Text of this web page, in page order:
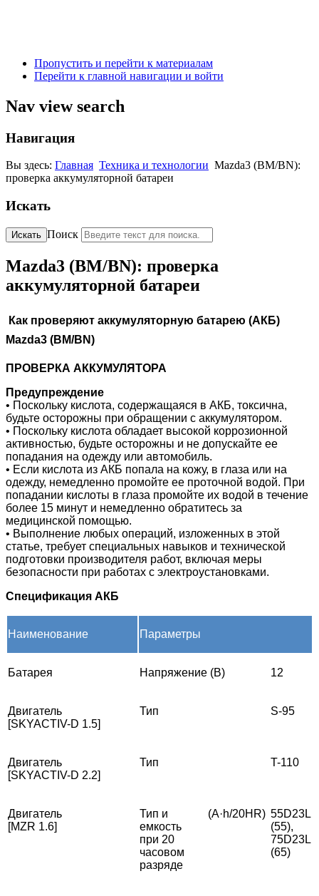
Пропустить и перейти к материалам
Перейти к главной навигации и войти
Nav view search
Навигация
Вы здесь: Главная Техника и технологии Mazda3 (BM/BN):
проверка аккумуляторной батареи
Искать
Искать Поиск
Mazda3 (BM/BN): проверка
аккумуляторной батареи
Как проверяют аккумуляторную батарею (АКБ)
Mazda3 (BM/BN)
ПРОВЕРКА АККУМУЛЯТОРА
Предупреждение
• Поскольку кислота, содержащаяся в АКБ, токсична,
будьте осторожны при обращении с аккумулятором.
• Поскольку кислота обладает высокой коррозионной
активностью, будьте осторожны и не допускайте ее
попадания на одежду или автомобиль.
• Если кислота из АКБ попала на кожу, в глаза или на
одежду, немедленно промойте ее проточной водой. При
попадании кислоты в глаза промойте их водой в течение
более 15 минут и немедленно обратитесь за
медицинской помощью.
• Выполнение любых операций, изложенных в этой
статье, требует специальных навыков и технической
подготовки производителя работ, включая меры
безопасности при работах с электроустановками.
Спецификация АКБ
Наименование Параметры
Батарея Напряжение (В) 12
Двигатель
[SKYACTIV-D 1.5]
Тип S-95
Двигатель
[SKYACTIV-D 2.2]
Тип T-110
Двигатель
[MZR 1.6]
Тип и
емкость
при 20
часовом
разряде
(A·h/20HR) 55D23L
(55),
75D23L
(65)